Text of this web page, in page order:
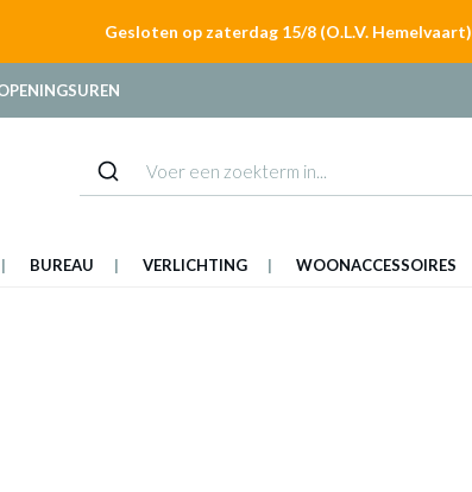
Gesloten op zaterdag 15/8 (O.L.V. Hemelvaart)
BUREAU VERLICHTING WOONACCESSOIRES